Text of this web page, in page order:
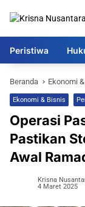
Peristiwa
Beranda Ekonomi
Ekonomi & Bisnis
Operasi
Pastikan
Awal
Krisna
4 Maret 2025